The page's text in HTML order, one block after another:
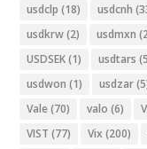
usdclp (18) usdcnh
usdkrw(2) usdmxn
USDSEK(1) usdtars
usdwon (1) usdzar
Vale (70) valo (6)
VIST (77) Vix (200)